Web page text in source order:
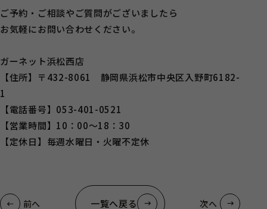
ご予約・ご相談やご質問がございましたら
お気軽にお問い合わせください。
ガーネット浜松西店
【住所】〒432-8061 静岡県浜松市中央区入野町6182-
1
【電話番号】053-401-0521
【営業時間】10：00～18：30
【定休日】毎週水曜日・火曜不定休
前へ 一覧へ戻る 次へ